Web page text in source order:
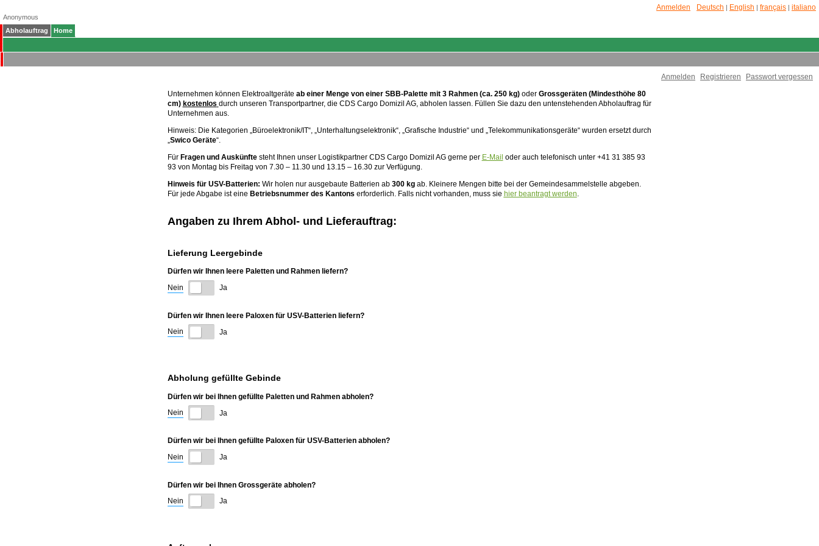
Anmelden Deutsch | English | français | italiano
Anonymous
Abholauftrag
Home
Anmelden Registrieren
Passwort vergessen
Unternehmen können Elektroaltgeräte ab einer Menge von einer SBB-Palette mit 3 Rahmen (ca. 250 kg)oder Grossgeräten (Mindesthöhe 80
cm) kostenlos durch unseren Transportpartner, die CDS Cargo Domizil AG, abholen lassen. Füllen Sie dazu den untenstehenden Abholauftrag für
Unternehmen aus.
Hinweis: Die Kategorien „Büroelektronik/IT“, „Unterhaltungselektronik“, „Grafische Industrie“ und „Telekommunikationsgeräte“ wurden ersetzt durch
Swico Geräte“.
Für Fragen und Auskünftesteht Ihnen unser Logistikpartner CDS Cargo Domizil AG gerne per E-Mail oder auch telefonisch unter +41 31 385 93
93 von Montag bis Freitag von 7.30 – 11.30 und 13.15 – 16.30 zur Verfügung.
Hinweis für USV-Batterien: Wir holen nur ausgebaute Batterien ab 300 kgab. Kleinere Mengen bitte bei der Gemeindesammelstelle abgeben.
Für jede Abgabe ist eine Betriebsnummer des Kantons erforderlich. Falls nicht vorhanden, muss sie hier beantragt werden
Angaben zu Ihrem Abhol- und Lieferauftrag:
Lieferung Leergebinde
Dürfen wir Ihnen leere Paletten und Rahmen liefern?
Nein
Ja
Dürfen wir Ihnen leere Paloxen für USV-Batterien liefern?
Nein
Ja
Abholung gefüllte Gebinde
Dürfen wir bei Ihnen gefüllte Paletten und Rahmen abholen?
Nein
Ja
Dürfen wir bei Ihnen gefüllte Paloxen für USV-Batterien abholen?
Nein
Ja
Dürfen wir bei Ihnen Grossgeräte abholen?
Nein
Ja